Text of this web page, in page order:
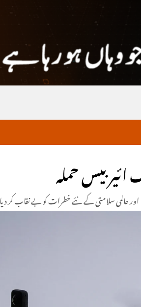
ائیربیس حملہ
عالمی سلامتی کے نئے خطرات کو بے نقاب کر دیا